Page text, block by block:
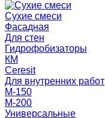
Сухие смеси
Фасадная
Для стен
Гидрофобизаторы
КМ
Ceresit
Для внутренних работ
М-150
М-200
Универсальные